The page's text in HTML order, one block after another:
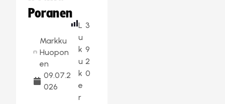
Poranen
Markku
Huopon
en
09.07.2
026
L
u
k
u
k
e
r
3
9
2
0